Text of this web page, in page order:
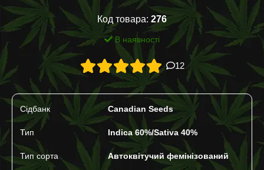
Код товара: 276
В наявності
12
Сідбанк Canadian Seeds
Тип Indica 60%/Sativa 40%
Тип сорта Автоквітучий фемінізований